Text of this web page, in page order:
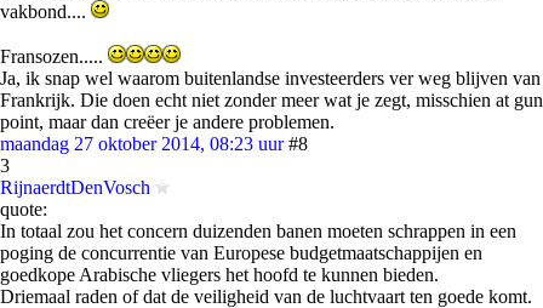
vakbond....
Fransozen.....
Ja, ik snap wel waarom buitenlandse investeerders ver weg blijven van
Frankrijk. Die doen echt niet zonder meer wat je zegt, misschien at gun
point, maar dan creëer je andere problemen.
maandag 27 oktober 2014, 08:23 uur #8
3
RijnaerdtDenVosch
quote:
In totaal zou het concern duizenden banen moeten schrappen in een
poging de concurrentie van Europese budgetmaatschappijen en
goedkope Arabische vliegers het hoofd te kunnen bieden.
Driemaal raden of dat de veiligheid van de luchtvaart ten goede komt.